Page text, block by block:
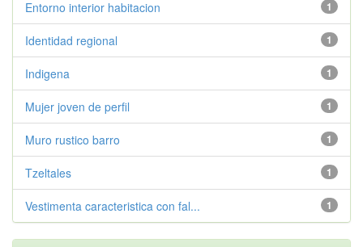
1
Entorno interior habitacion
1
Identidad regional
1
Indigena
1
Mujer joven de perfil
1
Muro rustico barro
1
Tzeltales
1
Vestimenta caracteristica con fal...